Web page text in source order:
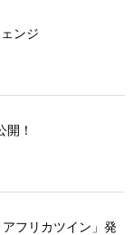
ンジ
！
フリカツイン」発